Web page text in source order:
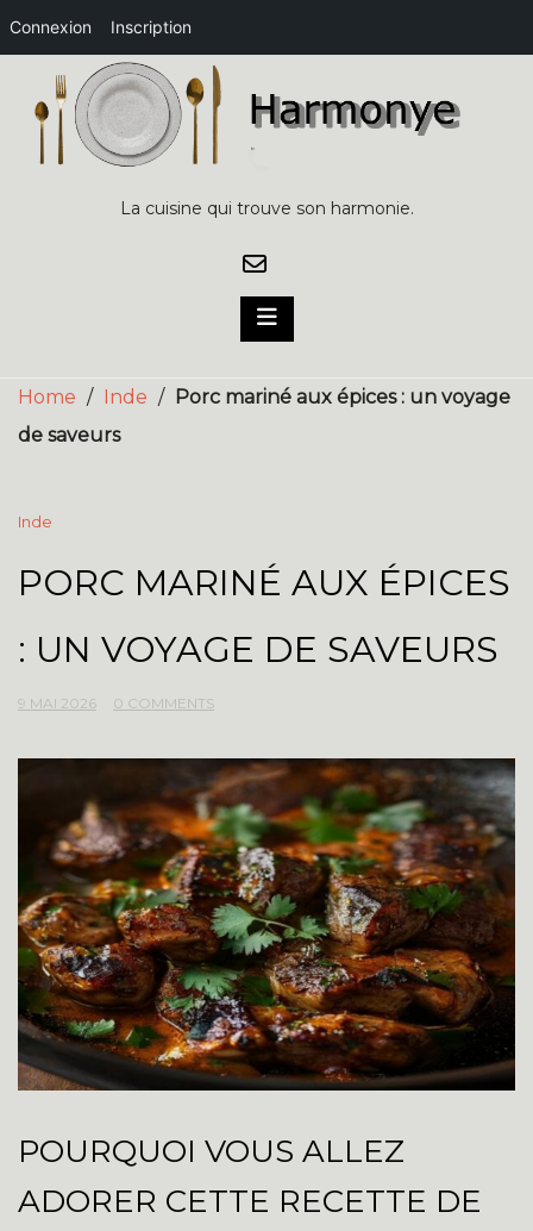
Connexion Inscription
content
La cuisine qui trouve son harmonie.
Home / Inde /
Porc mariné aux épices : un voyage
de saveurs
Inde
PORC MARINÉ AUX ÉPICES
: UN VOYAGE DE SAVEURS
9 MAI 2026 0 COMMENTS
POURQUOI VOUS ALLEZ
ADORER CETTE RECETTE DE